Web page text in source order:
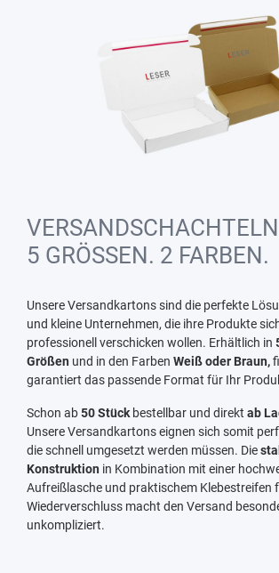
5 GRÖSSEN. 2 FARBEN.
Unsere Versandkartons sind die perfekte
und kleine Unternehmen, die ihre Produkte
professionell verschicken wollen. Erhältlich in
Größen und in den Farben Weiß oder Braun,
garantiert das passende Format für Ihr
Schon ab50 Stückbestellbar und direkt ab
Unsere Versandkartons eignen sich somit
die schnell umgesetzt werden müssen. Die
Konstruktion in Kombination mit einer
Aufreißlasche und praktischem Klebestreifen
Wiederverschluss macht den Versand
unkompliziert.